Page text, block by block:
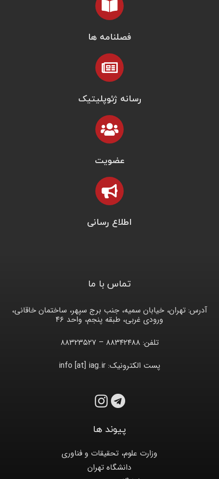
فصلنامه ها
رسانه ژئوپلیتیک
عضویت
اطلاع رسانی
تماس با ما
آدرس: تهران، خیابان سمیه، جنب برج سپهر، ساختمان خاقانی،
ورودی غربی، طبقه پنجم، واحد ۴۶
تلفن: ۸۸۳۴۲۴۸۸ – ۸۸۳۲۳۵۲۷
پست الکترونیک: info [at] iag.ir
پیوند ها
وزارت علوم، تحقیقات و فناوری
دانشگاه تهران